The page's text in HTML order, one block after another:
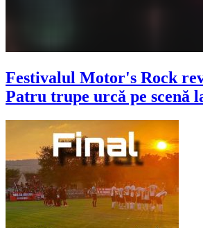
Festivalul Motor's Rock
Patru trupe urcă pe scenă